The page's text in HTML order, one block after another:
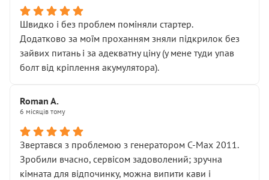
Швидко і без проблем поміняли стартер.
Додатково за моїм проханням зняли підкрилок без
зайвих питань і за адекватну ціну (у мене туди упав
болт від кріплення акумулятора).
Roman A.
6 місяців тому
Звертався з проблемою з генератором C-Max 2011.
Зробили вчасно, сервісом задоволений; зручна
кімната для відпочинку, можна випити кави і